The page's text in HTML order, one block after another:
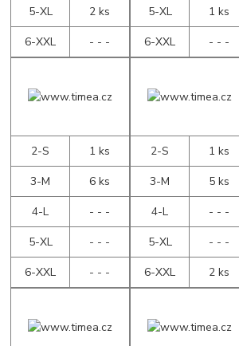
5-XL
2 ks
6-XXL
- - -
5-XL
1 ks
6-XXL
- - -
2-S
1 ks
3-M
6 ks
4-L
- - -
5-XL
- - -
6-XXL
- - -
2-S
1 ks
3-M
5 ks
4-L
- - -
5-XL
- - -
6-XXL
2 ks